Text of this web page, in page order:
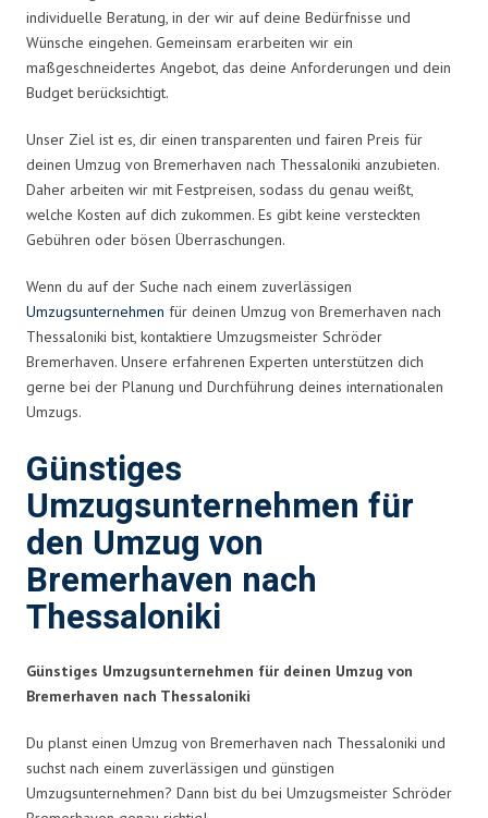
individuelle Beratung, in der wir auf deine Bedürfnisse und
Wünsche eingehen. Gemeinsam erarbeiten wir ein
maßgeschneidertes Angebot, das deine Anforderungen und dein
Budget berücksichtigt.
Unser Ziel ist es, dir einen transparenten und fairen Preis für
deinen Umzug von Bremerhaven nach Thessaloniki anzubieten.
Daher arbeiten wir mit Festpreisen, sodass du genau weißt,
welche Kosten auf dich zukommen. Es gibt keine versteckten
Gebühren oder bösen Überraschungen.
Wenn du auf der Suche nach einem zuverlässigen
Umzugsunternehmen für deinen Umzug von Bremerhaven nach
Thessaloniki bist, kontaktiere Umzugsmeister Schröder
Bremerhaven. Unsere erfahrenen Experten unterstützen dich
gerne bei der Planung und Durchführung deines internationalen
Umzugs.
Günstiges
Umzugsunternehmen für
den Umzug von
Bremerhaven nach
Thessaloniki
Günstiges Umzugsunternehmen für deinen Umzug von
Bremerhaven nach Thessaloniki
Du planst einen Umzug von Bremerhaven nach Thessaloniki und
suchst nach einem zuverlässigen und günstigen
Umzugsunternehmen? Dann bist du bei Umzugsmeister Schröder